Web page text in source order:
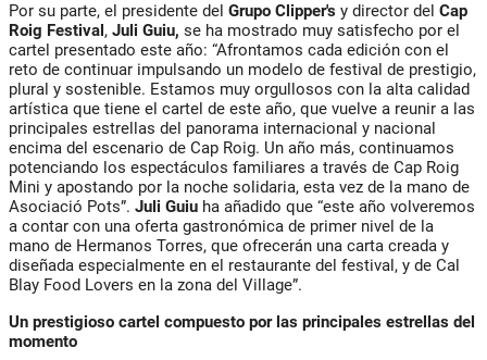
Por su parte, el presidente del Grupo Clipper's y director del Cap
Roig Festival, Juli Guiu, se ha mostrado muy satisfecho por el
cartel presentado este año: “Afrontamos cada edición con el
reto de continuar impulsando un modelo de festival de prestigio,
plural y sostenible. Estamos muy orgullosos con la alta calidad
artística que tiene el cartel de este año, que vuelve a reunir a las
principales estrellas del panorama internacional y nacional
encima del escenario de Cap Roig. Un año más, continuamos
potenciando los espectáculos familiares a través de Cap Roig
Mini y apostando por la noche solidaria, esta vez de la mano de
Asociació Pots”. Juli Guiu ha añadido que “este año volveremos
a contar con una oferta gastronómica de primer nivel de la
mano de Hermanos Torres, que ofrecerán una carta creada y
diseñada especialmente en el restaurante del festival, y de Cal
Blay Food Lovers en la zona del Village”.
Un prestigioso cartel compuesto por las principales estrellas del
momento